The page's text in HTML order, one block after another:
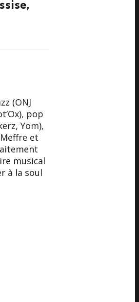
(ONJ
pop
Yom),
et
musical
à la soul